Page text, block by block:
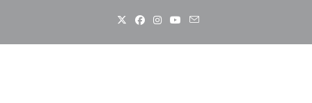
content